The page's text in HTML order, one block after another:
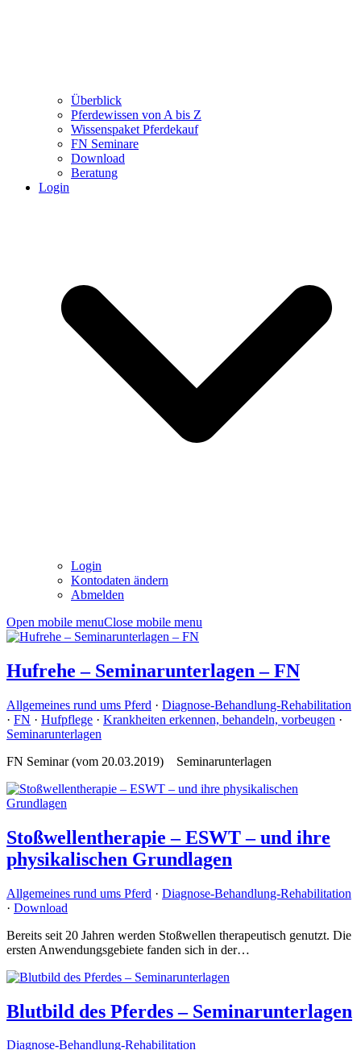
Überblick
Pferdewissen von A bis Z
Wissenspaket Pferdekauf
FN Seminare
Download
Beratung
Login
Login
Kontodaten ändern
Abmelden
Open mobile menuClose mobile menu
Hufrehe – Seminarunterlagen – FN
Allgemeines rund ums Pferd · Diagnose-Behandlung-Rehabilitation
· FN · Hufpflege · Krankheiten erkennen, behandeln, vorbeugen ·
Seminarunterlagen
FN Seminar (vom 20.03.2019) Seminarunterlagen
Stoßwellentherapie – ESWT – und ihre
physikalischen Grundlagen
Allgemeines rund ums Pferd · Diagnose-Behandlung-Rehabilitation
· Download
Bereits seit 20 Jahren werden Stoßwellen therapeutisch genutzt. Die
ersten Anwendungsgebiete fanden sich in der…
Blutbild des Pferdes – Seminarunterlagen
Diagnose-Behandlung-Rehabilitation